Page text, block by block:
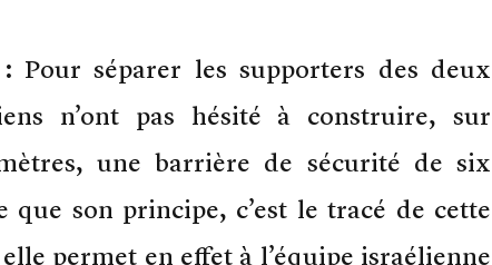
Pour séparer les supporters des deux
n’ont pas hésité à construire, sur
une barrière de sécurité de six
son principe, c’est le tracé de cette
permet en effet à l’équipe israélienne